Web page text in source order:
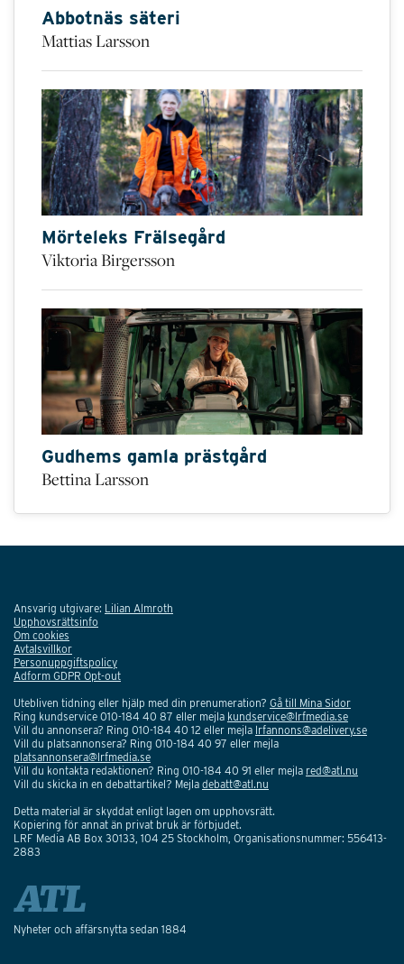
Abbotnäs säteri
Mattias Larsson
Mörteleks Frälsegård
Viktoria Birgersson
Gudhems gamla prästgård
Bettina Larsson
Ansvarig utgivare: Lilian Almroth
Upphovsrättsinfo
Om cookies
Avtalsvillkor
Personuppgiftspolicy
Adform GDPR Opt-out
Utebliven tidning eller hjälp med din prenumeration? Gå till Mina Sidor
Ring kundservice 010-184 40 87 eller mejla kundservice@lrfmedia.se
Vill du annonsera? Ring 010-184 40 12 eller mejla lrfannons@adelivery.se
Vill du platsannonsera? Ring 010-184 40 97 eller mejla
platsannonsera@lrfmedia.se
Vill du kontakta redaktionen? Ring 010-184 40 91 eller mejla red@atl.nu
Vill du skicka in en debattartikel? Mejla debatt@atl.nu
Detta material är skyddat enligt lagen om upphovsrätt.
Kopiering för annat än privat bruk är förbjudet.
LRF Media AB Box 30133, 104 25 Stockholm, Organisationsnummer: 556413-
2883
Nyheter och affärsnytta sedan 1884